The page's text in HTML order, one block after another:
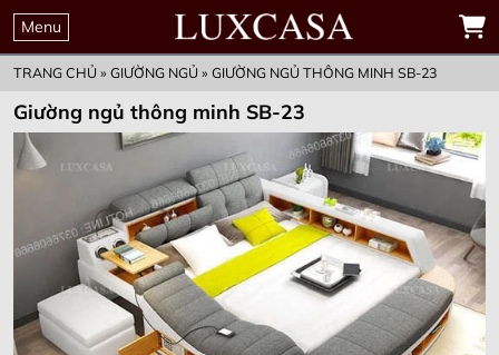
Menu
TRANG CHỦ » GIƯỜNG NGỦ » GIƯỜNG NGỦ THÔNG MINH SB-23
Giường ngủ thông minh SB-23
THỜI GIAN
ƯU ĐÃI CHỈ CÒN
00
Ngày
00
Giờ
00
Phút
00
Giây
ĐẶT MUA TRƯỚC
GIỮ KHUYẾN MẠI